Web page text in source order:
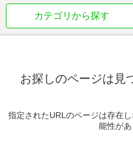
カテゴリから探す
お探しのページは見
指定されたURLのページは存在
能性があ